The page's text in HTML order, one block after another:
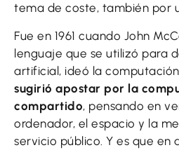
tema de coste, también por
Fue en 1961 cuando John
lenguaje que se utilizó para
artificial, ideó la
sugirió apostar por la
compartido, pensando en
ordenador, el espacio y la
servicio público. Y es que en